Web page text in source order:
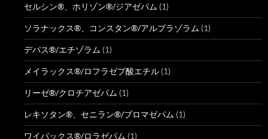
セルシン®、ホリゾン®/ジアゼパム (1)
ソラナックス®、コンスタン®/アルプラゾラム (1)
デパス®/エチゾラム (1)
メイラックス®/ロフラゼプ酸エチル (1)
リーゼ®/クロチアゼパム (1)
レキソタン®、セニラン®/ブロマゼパム (1)
ワイパックス®/ロラゼパム (1)